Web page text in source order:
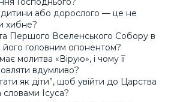
або дорослого — це не
хибне?
Першого Вселенського Собору в
його головним опонентом?
молитва «Вірую», і чому її
вдумливо?
як діти”, щоб увійти до Царства
Ісуса?